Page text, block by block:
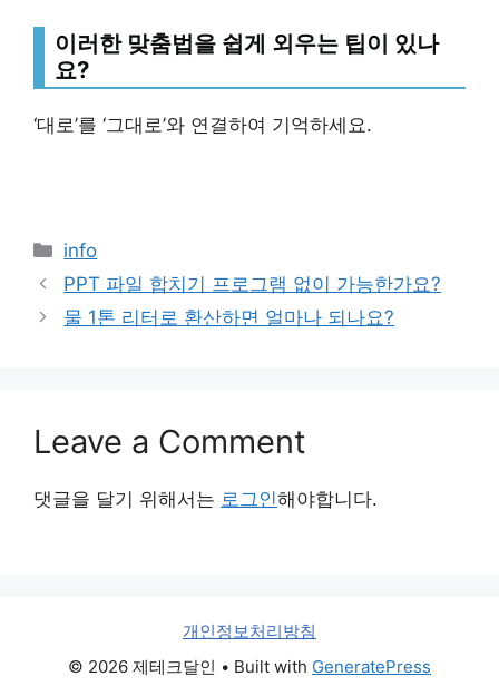
이러한 맞춤법을 쉽게 외우는 팁이 있나
요?
‘대로’를 ‘그대로’와 연결하여 기억하세요.
Categories
info
PPT 파일 합치기 프로그램 없이 가능한가요?
물 1톤 리터로 환산하면 얼마나 되나요?
Leave a Comment
댓글을 달기 위해서는 로그인해야합니다.
개인정보처리방침
© 2026 제테크달인 • Built with GeneratePress